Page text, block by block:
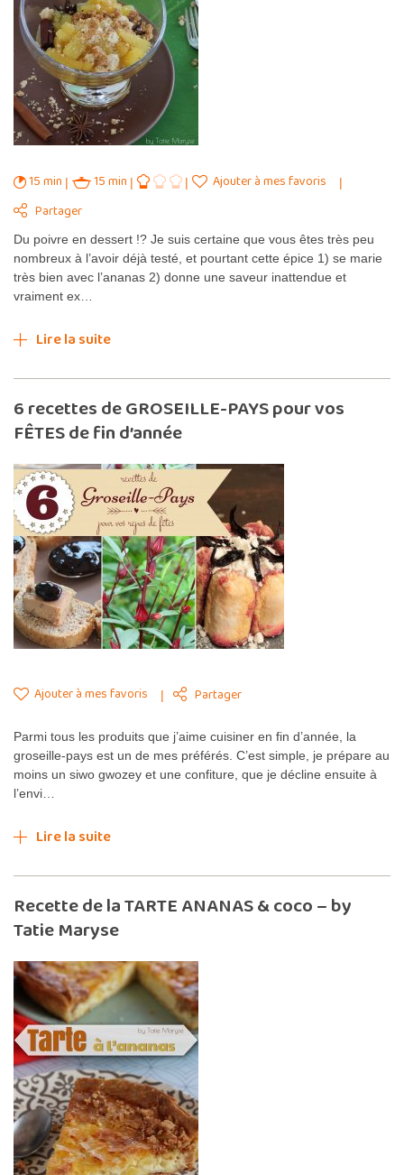
15 min 15 min
Ajouter à mes favoris
Partager
Du poivre en dessert !? Je suis certaine que vous êtes très peu
nombreux à l’avoir déjà testé, et pourtant cette épice 1) se marie
très bien avec l’ananas 2) donne une saveur inattendue et
vraiment ex…
Lire la suite
6 recettes de GROSEILLE-PAYS pour vos
FÊTES de fin d’année
Ajouter à mes favoris Partager
Parmi tous les produits que j’aime cuisiner en fin d’année, la
groseille-pays est un de mes préférés. C’est simple, je prépare au
moins un siwo gwozey et une confiture, que je décline ensuite à
l’envi…
Lire la suite
Recette de la TARTE ANANAS & coco – by
Tatie Maryse